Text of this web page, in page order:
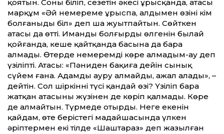
қоятын. Соны біліп, сезетін әкесі ұрысқанда, атасы
марқұм «Әй немереме ұрыспа, алдымен өзіңнің кім
болғаныңды біл» деп шаң жуытпайтын. Сөйткен
атасы да өтті. Иманды болғырдың өлгенін былай
қойғанда, кеше қайт­қанда басына да бара
алмады. Өтерде немеремді көре алмадым-ау деп
үзіліпті. Атасы: «Пәниден бақиға дейін сынық
сүйем ғана. Адамды ауру алмайды, ажал алады», –
дейтін. Сол шіркіннің түсі қандай өзі? Үзіліп бара
жатқан атасының жүзінен де көріп қалмады. Көре
де алмайтын. Түрмеде отырды. Неге екенін
қайдам, өте берістегі маңдайшасында үлкен
әріптермен екі тілде «Шаштараз» деп жазылған